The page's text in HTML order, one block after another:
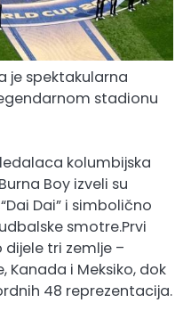
je spektakularna
stadionu
kolumbijska
Boy izveli su
Dai” i simbolično
smotre.Prvi
tri zemlje –
Kanada i Meksiko, dok
48 reprezentacija.